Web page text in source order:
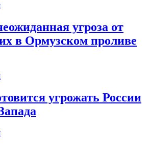
угроза от
в Ормузском проливе
угрожать России